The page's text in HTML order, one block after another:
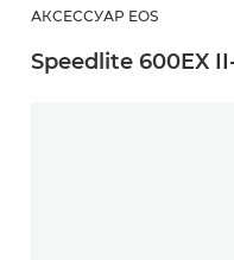
АКСЕССУАР EOS
Speedlite 600EX